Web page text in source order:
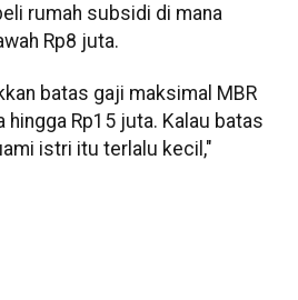
rumah subsidi di mana
Rp8 juta.
batas gaji maksimal MBR
hingga Rp15 juta. Kalau batas
istri itu terlalu kecil,"